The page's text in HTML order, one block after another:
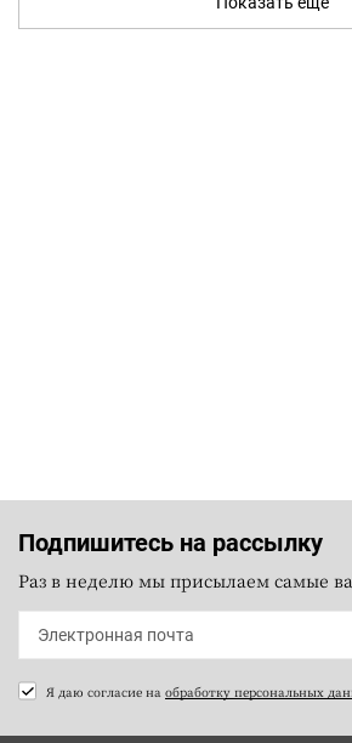
Подпишитесь на рассылку
Раз в неделю мы присылаем самые
Я даю согласие на обработку персональных